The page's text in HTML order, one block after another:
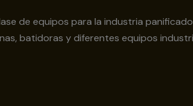
de equipos para la industria
batidoras y diferentes equipos